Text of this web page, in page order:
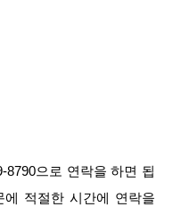
8790으로 연락을 하면 됩
적절한 시간에 연락을